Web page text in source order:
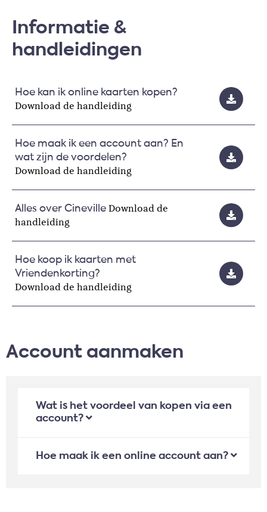
Informatie &
handleidingen
Hoe kan ik online kaarten kopen?
Download de handleiding
Hoe maak ik een account aan? En
wat zijn de voordelen?
Download de handleiding
Alles over Cineville Download de
handleiding
Hoe koop ik kaarten met
Vriendenkorting?
Download de handleiding
Account aanmaken
Wat is het voordeel van kopen via een
account?
Hoe maak ik een online account aan?